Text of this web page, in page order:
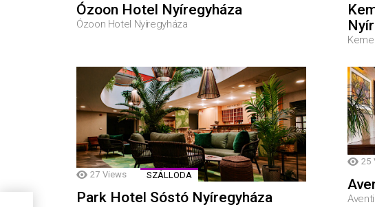
Ózoon Hotel Nyíregyháza
Ózoon Hotel Nyíregyháza
27 Views SZÁLLODA
Park Hotel Sóstó Nyíregyháza
25